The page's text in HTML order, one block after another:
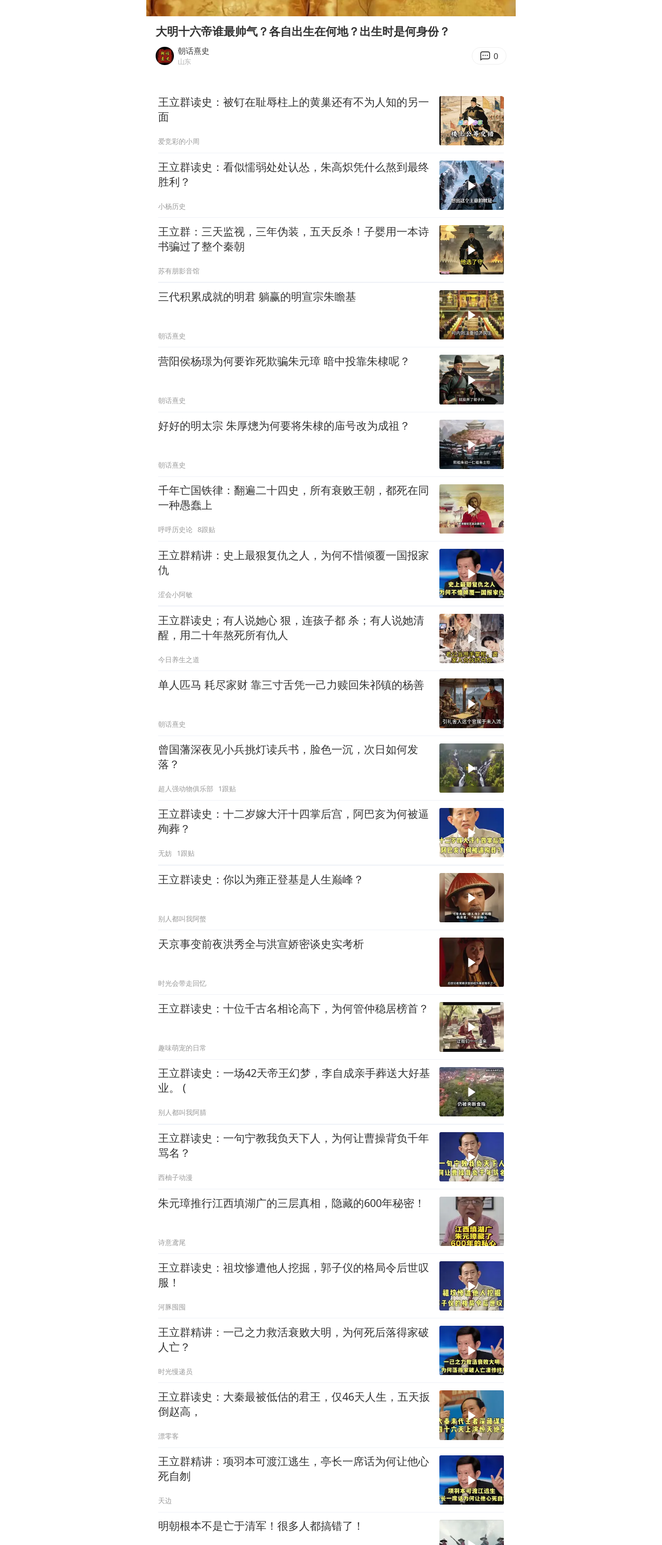
Play
00:00
Enter
大明十六帝谁最帅气？各自出生在何地？出生时是何身份？
朝话熹史
山东 0
王立群读史：被钉在耻辱柱上的黄巢还有不为人知的另一
面
爱竞彩的小周
王立群读史：看似懦弱处处认怂，朱高炽凭什么熬到最终
胜利？
小杨历史
王立群：三天监视，三年伪装，五天反杀！子婴用一本诗
书骗过了整个秦朝
苏有朋影音馆
三代积累成就的明君 躺赢的明宣宗朱瞻基
朝话熹史
营阳侯杨璟为何要诈死欺骗朱元璋 暗中投靠朱棣呢？
朝话熹史
好好的明太宗 朱厚熜为何要将朱棣的庙号改为成祖？
朝话熹史
千年亡国铁律：翻遍二十四史，所有衰败王朝，都死在同
一种愚蠢上
呼呼历史论 8跟贴
王立群精讲：史上最狠复仇之人，为何不惜倾覆一国报家
仇
涩会小阿敏
王立群读史；有人说她心 狠，连孩子都 杀；有人说她清
醒，用二十年熬死所有仇人
今日养生之道
单人匹马 耗尽家财 靠三寸舌凭一己力赎回朱祁镇的杨善
朝话熹史
曾国藩深夜见小兵挑灯读兵书，脸色一沉，次日如何发
落？
超人强动物俱乐部 1跟贴
王立群读史：十二岁嫁大汗十四掌后宫，阿巴亥为何被逼
殉葬？
无妨 1跟贴
王立群读史：你以为雍正登基是人生巅峰？
别人都叫我阿螫
天京事变前夜洪秀全与洪宣娇密谈史实考析
时光会带走回忆
王立群读史：十位千古名相论高下，为何管仲稳居榜首？
趣味萌宠的日常
王立群读史：一场42天帝王幻梦，李自成亲手葬送大好基
业。 (
别人都叫我阿腈
王立群读史：一句宁教我负天下人，为何让曹操背负千年
骂名？
西柚子动漫
朱元璋推行江西填湖广的三层真相，隐藏的600年秘密！
诗意鸢尾
王立群读史：祖坟惨遭他人挖掘，郭子仪的格局令后世叹
服！
河豚囤囤
王立群精讲：一己之力救活衰败大明，为何死后落得家破
人亡？
时光慢递员
王立群读史：大秦最被低估的君王，仅46天人生，五天扳
倒赵高，
漂零客
王立群精讲：项羽本可渡江逃生，亭长一席话为何让他心
死自刎
天边
明朝根本不是亡于清军！很多人都搞错了！